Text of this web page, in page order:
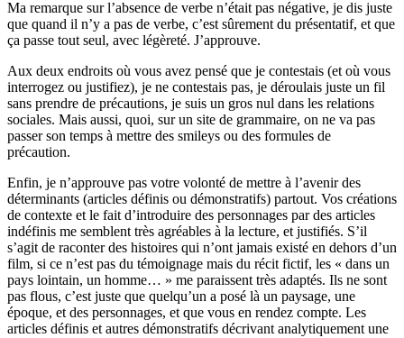
Ma remarque sur l’absence de verbe n’était pas négative, je dis juste
que quand il n’y a pas de verbe, c’est sûrement du présentatif, et que
ça passe tout seul, avec légèreté. J’approuve.
Aux deux endroits où vous avez pensé que je contestais (et où vous
interrogez ou justifiez), je ne contestais pas, je déroulais juste un fil
sans prendre de précautions, je suis un gros nul dans les relations
sociales. Mais aussi, quoi, sur un site de grammaire, on ne va pas
passer son temps à mettre des smileys ou des formules de
précaution.
Enfin, je n’approuve pas votre volonté de mettre à l’avenir des
déterminants (articles définis ou démonstratifs) partout. Vos créations
de contexte et le fait d’introduire des personnages par des articles
indéfinis me semblent très agréables à la lecture, et justifiés. S’il
s’agit de raconter des histoires qui n’ont jamais existé en dehors d’un
film, si ce n’est pas du témoignage mais du récit fictif, les « dans un
pays lointain, un homme… » me paraissent très adaptés. Ils ne sont
pas flous, c’est juste que quelqu’un a posé là un paysage, une
époque, et des personnages, et que vous en rendez compte. Les
articles définis et autres démonstratifs décrivant analytiquement une